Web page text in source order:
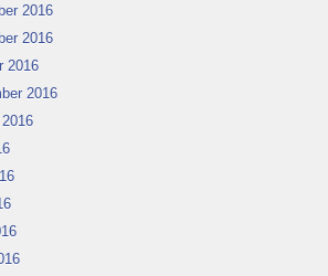
2016
2016
2016
2016